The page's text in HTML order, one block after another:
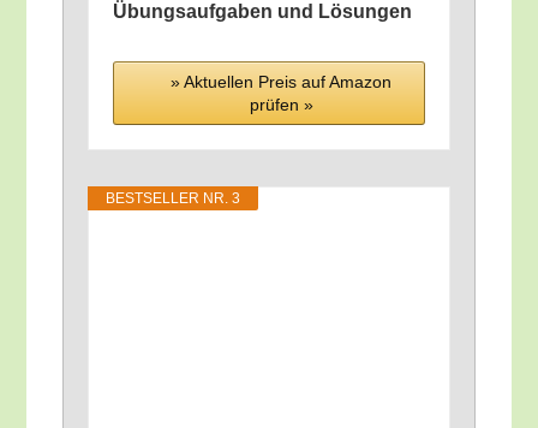
Übungs­auf­ga­ben und Lösungen
» Aktu­el­len Preis auf Ama­zon
prü­fen »
BEST­SEL­LER NR. 3